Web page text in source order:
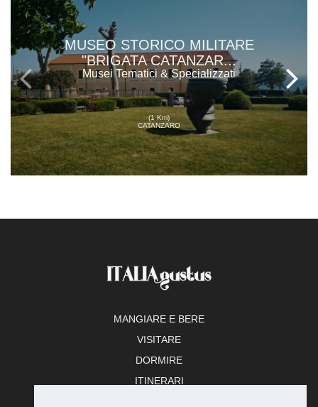
MUSEO STORICO MILITARE
"BRIGATA CATANZAR...
Musei Tematici & Specializzati
(1 Km)
CATANZARO
MANGIARE E BERE
VISITARE
DORMIRE
ITINERARI